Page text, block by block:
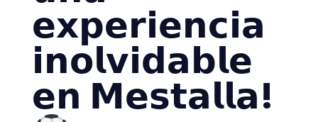
𝗲𝘅𝗽𝗲𝗿𝗶𝗲𝗻𝗰𝗶𝗮
𝗶𝗻𝗼𝗹𝘃𝗶𝗱𝗮𝗯𝗹𝗲
𝗲𝗻 𝗠𝗲𝘀𝘁𝗮𝗹𝗹𝗮!